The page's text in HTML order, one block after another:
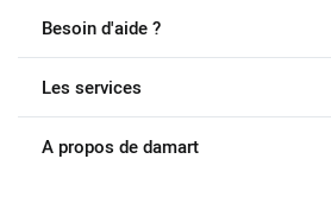
Besoin d'aide ?
Les services
A propos de damart